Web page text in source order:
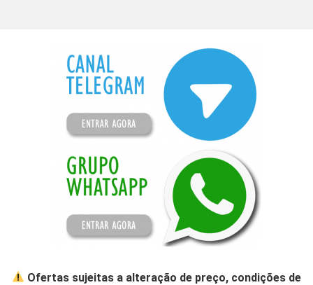
Ofertas sujeitas a alteração de preço, condições de